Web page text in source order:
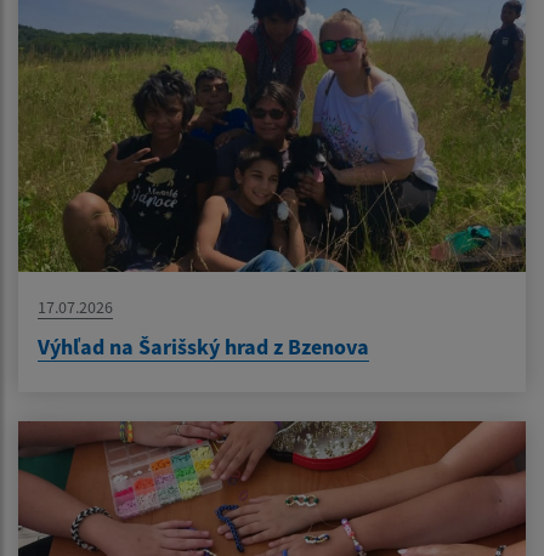
17.07.2026
Výhľad na Šarišský hrad z Bzenova